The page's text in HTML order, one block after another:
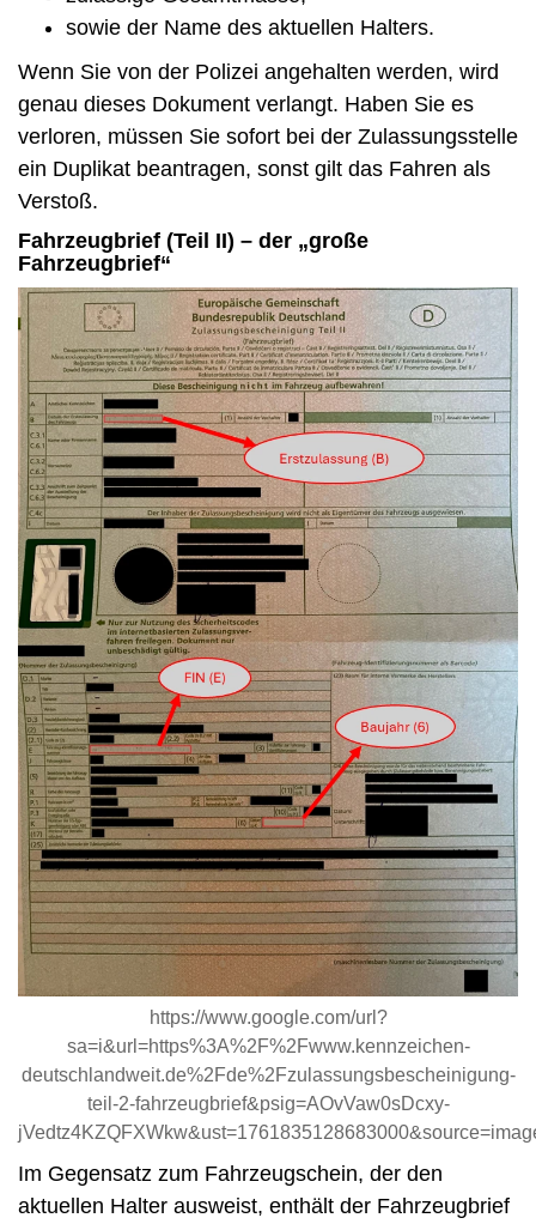
sowie der Name des aktuellen Halters.
Wenn Sie von der Polizei angehalten werden, wird
genau dieses Dokument verlangt. Haben Sie es
verloren, müssen Sie sofort bei der Zulassungsstelle
ein Duplikat beantragen, sonst gilt das Fahren als
Verstoß.
Fahrzeugbrief (Teil II) – der „große
Fahrzeugbrief“
https://www.google.com/url?
sa=i&url=https%3A%2F%2Fwww.kennzeichen-
deutschlandweit.de%2Fde%2Fzulassungsbescheinigung-
teil-2-fahrzeugbrief&psig=AOvVaw0sDcxy-
Im Gegensatz zum Fahrzeugschein, der den
aktuellen Halter ausweist, enthält der Fahrzeugbrief